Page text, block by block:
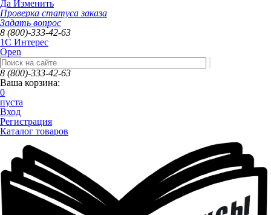
Да Изменить
Проверка статуса заказа
Задать вопрос
8 (800)-333-42-63
1C Интерес
Open
8 (800)-333-42-63
Ваша корзина:
0
пуста
Вход
Регистрация
Каталог товаров